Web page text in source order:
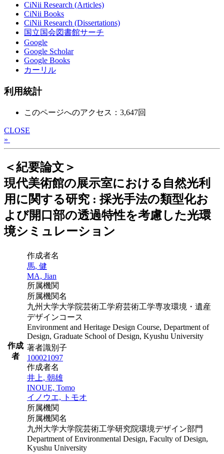
CiNii Research (Articles)
CiNii Books
CiNii Research (Dissertations)
国立国会図書館サーチ
Google
Google Scholar
Google Books
カーリル
利用統計
このページへのアクセス：3,647回
CLOSE
»
＜紀要論文＞
現代美術館の展示室における自然光利
用に関する研究 : 採光手法の類型化お
よび開口部の透過特性を考慮した光環
境シミュレーション
作成
者
作成者名
馬, 健
MA, Jian
所属機関
所属機関名
九州大学大学院芸術工学府芸術工学専攻環境・遺産
デザインコース
Environment and Heritage Design Course, Department of
Design, Graduate School of Design, Kyushu University
著者識別子
100021097
作成者名
井上, 朝雄
INOUE, Tomo
イノウエ, トモオ
所属機関
所属機関名
九州大学大学院芸術工学研究院環境デザイン部門
Department of Environmental Design, Faculty of Design,
Kyushu University